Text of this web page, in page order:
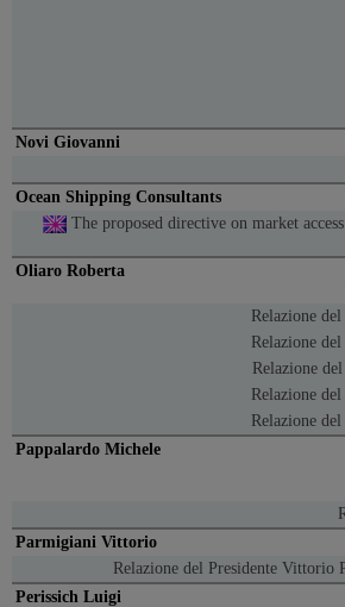
Novi Giovanni
Ocean Shipping Consultants
The proposed directive on market
Oliaro Roberta
Relazione
Relazione
Relazione
Relazione
Relazione
Pappalardo Michele
Parmigiani Vittorio
Relazione del Presidente Vittorio
Perissich Luigi